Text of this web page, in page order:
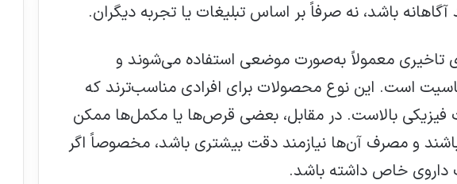
باشد، نه صرفاً بر اساس تبلیغات یا تجربه دیگران.
تاخیری معمولاً به‌صورت موضعی استفاده می‌شوند و
است. این نوع محصولات برای افرادی مناسب‌ترند که
بالاست. در مقابل، بعضی قرص‌ها یا مکمل‌ها ممکن
و مصرف آن‌ها نیازمند دقت بیشتری باشد، مخصوصاً اگر
داروی خاص داشته باشد.